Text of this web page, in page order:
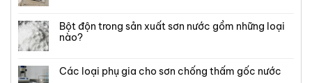
Bột độn trong sản xuất sơn nước gồm những loại
nào?
Các loại phụ gia cho sơn chống thấm gốc nước